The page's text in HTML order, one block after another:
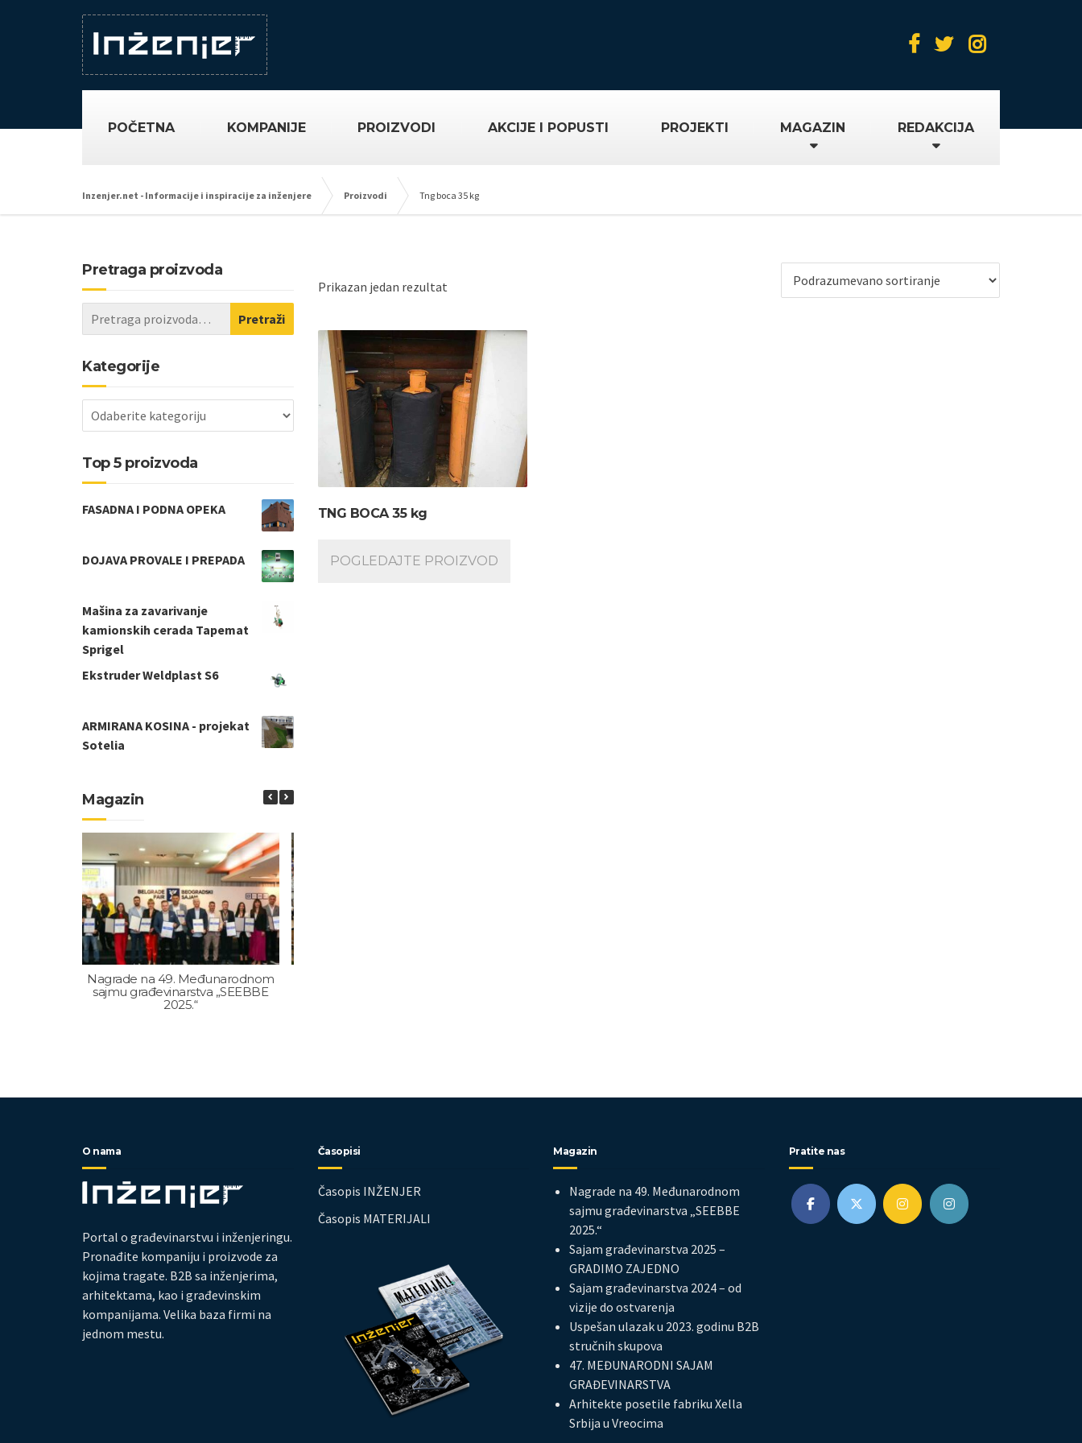
POČETNA KOMPANIJE PROIZVODI AKCIJE I POPUSTI PROJEKTI MAGAZIN REDAKCIJA
Inzenjer.net - Informacije i inspiracije za inženjere Proizvodi Tng boca 35 kg
Prikazan jedan rezultat
TNG BOCA 35 kg
POGLEDAJTE PROIZVOD
Pretraga proizvoda
Pretraži
Kategorije
Top 5 proizvoda
FASADNA I PODNA OPEKA
DOJAVA PROVALE I PREPADA
Mašina za zavarivanje
kamionskih cerada Tapemat
Sprigel
Ekstruder Weldplast S6
ARMIRANA KOSINA - projekat
Sotelia
Magazin
Nagrade na 49. Međunarodnom
sajmu građevinarstva „SEEBBE
2025.“
O nama
Portal o građevinarstvu i inženjeringu.
Pronađite kompaniju i proizvode za
kojima tragate. B2B sa inženjerima,
arhitektama, kao i građevinskim
kompanijama. Velika baza firmi na
jednom mestu.
Časopisi
Časopis INŽENJER
Časopis MATERIJALI
Magazin
Nagrade na 49. Međunarodnom
sajmu građevinarstva „SEEBBE
2025.“
Sajam građevinarstva 2025 –
GRADIMO ZAJEDNO
Sajam građevinarstva 2024 – od
vizije do ostvarenja
Uspešan ulazak u 2023. godinu B2B
stručnih skupova
47. MEĐUNARODNI SAJAM
GRAĐEVINARSTVA
Arhitekte posetile fabriku Xella
Srbija u Vreocima
Pratite nas